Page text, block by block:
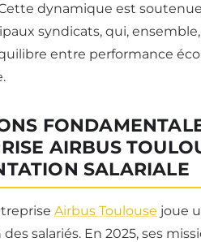
dynamique est
syndicats, qui,
entre performance
AIRBUS
SALARIALE
Airbus Toulouse joue
salariés. En 2025, ses